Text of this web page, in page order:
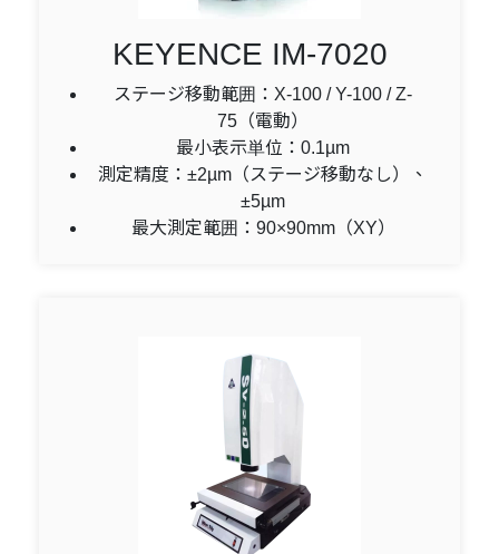
KEYENCE IM-7020
ステージ移動範囲：X-100 / Y-100 / Z-
75（電動）
最小表示単位：0.1µm
測定精度：±2µm（ステージ移動なし）、
±5µm
最大測定範囲：90×90mm（XY）